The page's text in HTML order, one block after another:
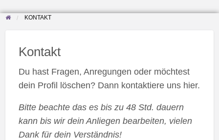
KONTAKT
Kontakt
Du hast Fragen, Anregungen oder möchtest
dein Profil löschen? Dann kontaktiere uns hier.
Bitte beachte das es bis zu 48 Std. dauern
kann bis wir dein Anliegen bearbeiten, vielen
Dank für dein Verständnis!